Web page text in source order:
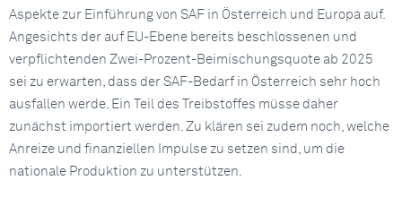
Aspekte zur Einführung von SAF in Österreich und Europa auf.
Angesichts der auf EU-Ebene bereits beschlossenen und
verpflichtenden Zwei-Prozent-Beimischungsquote ab 2025
sei zu erwarten, dass der SAF-Bedarf in Österreich sehr hoch
ausfallen werde. Ein Teil des Treibstoffes müsse daher
zunächst importiert werden. Zu klären sei zudem noch, welche
Anreize und finanziellen Impulse zu setzen sind, um die
nationale Produktion zu unterstützen.